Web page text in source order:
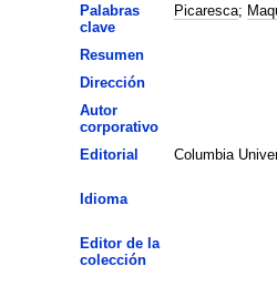
Palabras
clave
Picaresca;
Resumen
Dirección
Autor
corporativo
Editorial
Columbia
Idioma
Editor de la
colección